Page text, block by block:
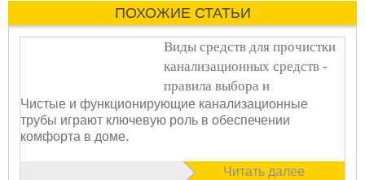
ПОХОЖИЕ СТАТЬИ
Виды средств для прочистки
канализационных средств -
правила выбора и
использования
Чистые и функционирующие канализационные
трубы играют ключевую роль в обеспечении
комфорта в доме.
Читать далее